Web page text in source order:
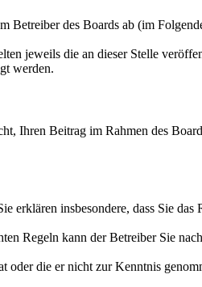
des Boards ab (im
jeweils die an dieser Stelle
werden.
Ihren Beitrag im Rahmen des
erklären insbesondere, dass Sie das
Regeln kann der Betreiber Sie
die er nicht zur Kenntnis